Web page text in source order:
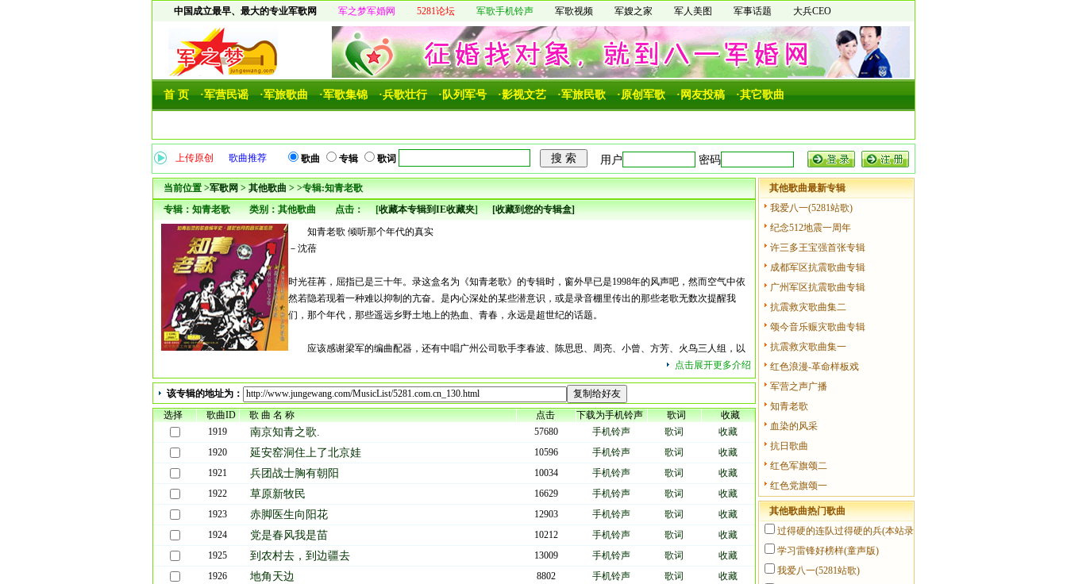
中国成立最早、最大的专业军歌网 军之梦军婚网 5281论坛 军歌手机铃声 军歌视频 军嫂之家 军人美图 军事话题 大兵CEO
首 页 ·军营民谣 ·军旅歌曲 ·军歌集锦 ·兵歌壮行 ·队列军号 ·影视文艺 ·军旅民歌 ·原创军歌 ·网友投稿 ·其它歌曲
上传原创 歌曲推荐 歌曲 专辑 歌词
当前位置 >军歌网>其他歌曲> >专辑:知青老歌
专辑：知青老歌 类别：其他歌曲 点击：[收藏本专辑到IE收藏夹][收藏到您的专辑盒]
知青老歌 倾听那个年代的真实
－沈蓓
时光荏苒，屈指已是三十年。录这盒名为《知青老歌》的专辑时，窗外早已是1998年的风声吧，然而空气中依
然若隐若现着一种难以抑制的亢奋。是内心深处的某些潜意识，或是录音棚里传出的那些老歌无数次提醒我
们，那个年代，那些遥远乡野土地上的热血、青春，永远是超世纪的话题。
应该感谢梁军的编曲配器，还有中唱广州公司歌手李春波、陈思思、周亮、小曾、方芳、火鸟三人组，以
及唐彪、宋雪莱、谈芳兵等30多名岭南红歌星跨越唱片公司的支持，一听说为了纪念"知识青年上山下乡30周年"，中唱广州公司要录制--《知
年老歌》的消息，他们立刻赶来试唱。尽管录这些保留历史原貌的知青老歌即辛苦报酬又不多，然而他们毫无怨言，问起来，回答竟然都是一
样的："来唱这些歌不是为别的，就因为我们都是知青的后代！"因此我们不能不感动，因而我们更加坚信虽然那历史的一页早已翻过，然而毕
竟有一些精神财富沉淀了下来，并将通过当年的知青们、通过知青的后辈们，一代代衍射下去。
为制作这盒视角独特并具有历史责任感的《知青老歌》，中唱广州公司制作人吴颂今以他一贯的认真严谨作风，搜寻了全国各地知青资料，走
访了众多当年知青之后，手头有了二百多首原汁原味的知青老歌。为了客观而又尽可能全面地再现当年知表的精神风貌，经过一番左右为难的
取舍之后终于定下了其中的36首，采取联唱的方式来演绎。
知青题材的文艺作品，一直是一个敏感的话题，由于至今人们对当年的"知青运动"有种种不同的看法，因而为了更加逼真地重现那个"史无前例
的"当代知青们的精神缩影，制作人甚至还别出心裁地将一些当年得以公开发表的歌颂革命英雄主义和理想主义的歌曲，例如《萨丽哈最听毛
主席的话》、《到农村去支边疆去》集中放在专辑的A面上，而B面则集中一些知青自己创作的，当时尚未分开发表的作品，例如当年流传最
点击展开更多介绍
该专辑的地址为：
选择
歌曲ID 歌 曲 名 称 点击 下载为手机铃声 歌词
收藏
1919
南京知青之歌. 57680 手机铃声 歌词
收藏
1920
延安窑洞住上了北京娃 10596 手机铃声 歌词
收藏
1921
兵团战士胸有朝阳 10034 手机铃声 歌词
收藏
1922
草原新牧民 16629 手机铃声 歌词
收藏
1923
赤脚医生向阳花 12903 手机铃声 歌词
收藏
1924
党是春风我是苗 10212 手机铃声 歌词
收藏
1925
到农村去，到边疆去 13009 手机铃声 歌词
收藏
1926
地角天边 8802 手机铃声 歌词
收藏
其他歌曲最新专辑
我爱八一(5281站歌)
纪念512地震一周年
许三多王宝强首张专辑
成都军区抗震歌曲专辑
广州军区抗震歌曲专辑
抗震救灾歌曲集二
颂今音乐赈灾歌曲专辑
抗震救灾歌曲集一
红色浪漫-革命样板戏
军营之声广播
知青老歌
血染的风采
抗日歌曲
红色军旗颂二
红色党旗颂一
其他歌曲热门歌曲
过得硬的连队过得硬的兵(本站录
音) 学习雷锋好榜样(童声版)
我爱八一(5281站歌)